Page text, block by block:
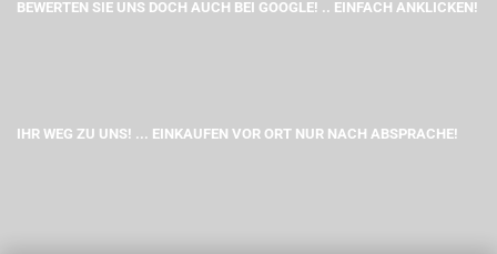
BEWERTEN SIE UNS DOCH AUCH BEI GOOGLE! .. EINFACH ANKLICKEN!
IHR WEG ZU UNS! ... EINKAUFEN VOR ORT NUR NACH ABSPRACHE!